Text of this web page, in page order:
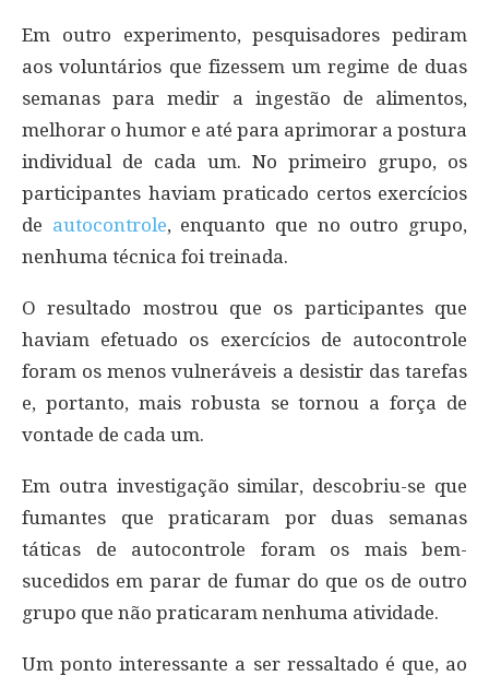
Em outro experimento, pesquisadores pediram
aos voluntários que fizessem um regime de duas
semanas para medir a ingestão de alimentos,
melhorar o humor e até para aprimorar a postura
individual de cada um. No primeiro grupo, os
participantes haviam praticado certos exercícios
de autocontrole, enquanto que no outro grupo,
nenhuma técnica foi treinada.
O resultado mostrou que os participantes que
haviam efetuado os exercícios de autocontrole
foram os menos vulneráveis a desistir das tarefas
e, portanto, mais robusta se tornou a força de
vontade de cada um.
Em outra investigação similar, descobriu-se que
fumantes que praticaram por duas semanas
táticas de autocontrole foram os mais bem-
sucedidos em parar de fumar do que os de outro
grupo que não praticaram nenhuma atividade.
Um ponto interessante a ser ressaltado é que, ao